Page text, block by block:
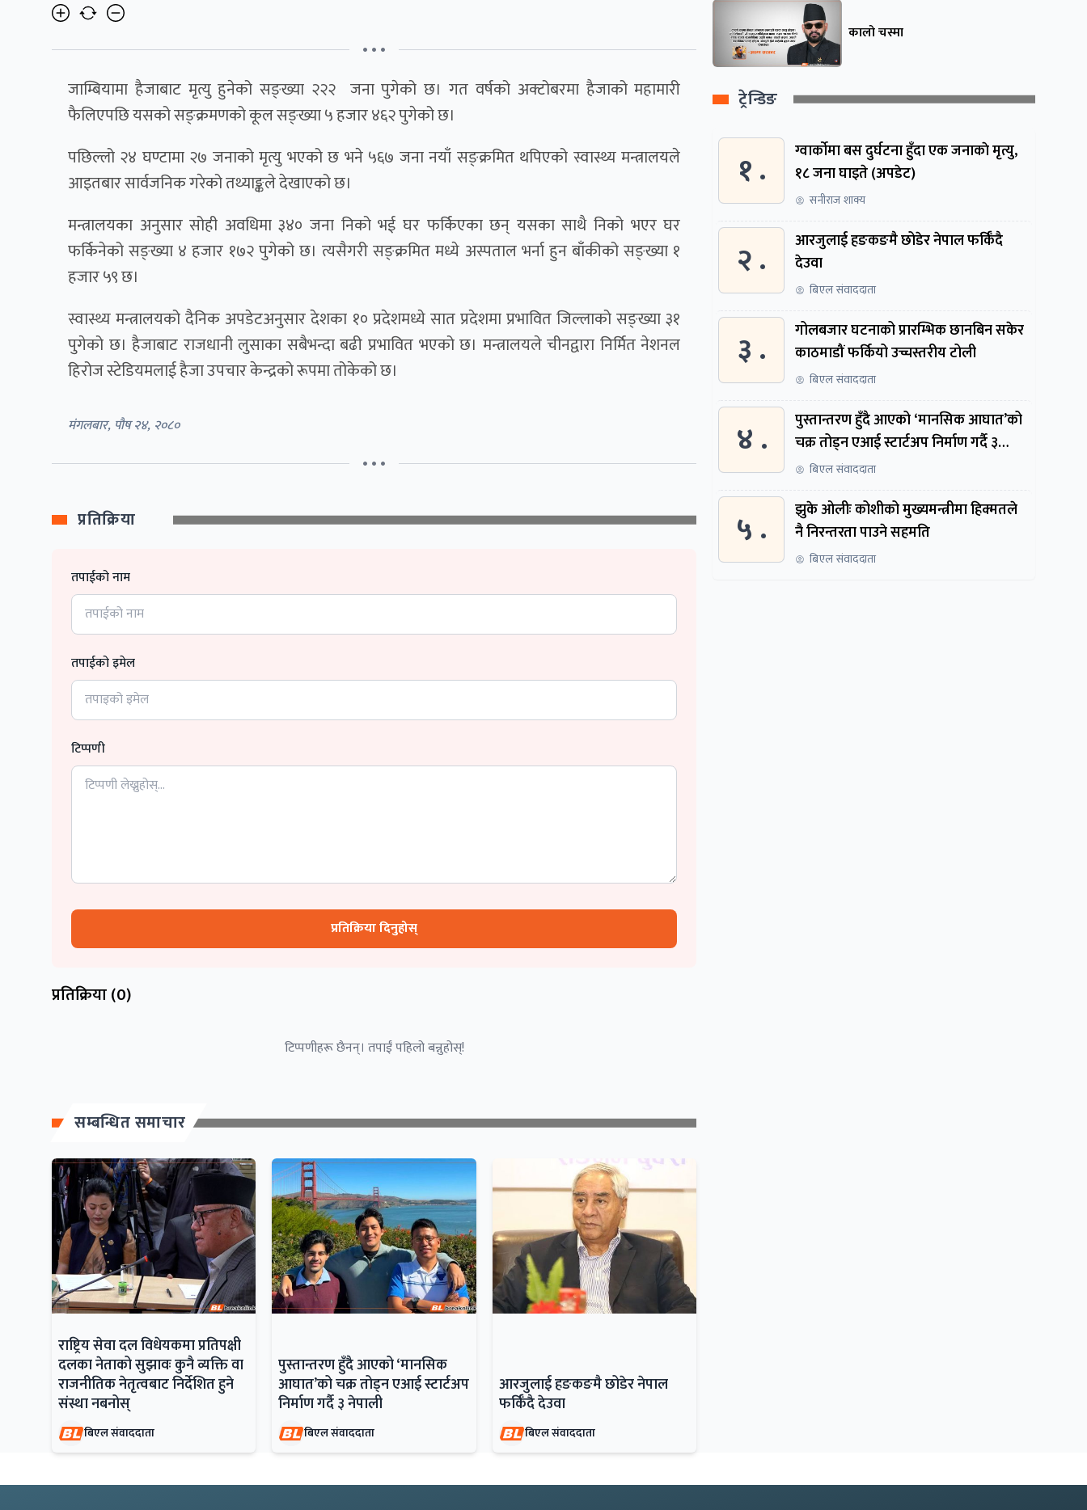
• • •
जाम्बियामा हैजाबाट मृत्यु हुनेको सङ्ख्या २२२ जना पुगेको छ। गत वर्षको अक्टोबरमा हैजाको महामारी
फैलिएपछि यसको सङ्क्रमणको कूल सङ्ख्या ५ हजार ४६२ पुगेको छ।
पछिल्लो २४ घण्टामा २७ जनाको मृत्यु भएको छ भने ५६७ जना नयाँ सङ्क्रमित थपिएको स्वास्थ्य मन्त्रालयले
आइतबार सार्वजनिक गरेको तथ्याङ्कले देखाएको छ।
मन्त्रालयका अनुसार सोही अवधिमा ३४० जना निको भई घर फर्किएका छन् यसका साथै निको भएर घर
फर्किनेको सङ्ख्या ४ हजार १७२ पुगेको छ। त्यसैगरी सङ्क्रमित मध्ये अस्पताल भर्ना हुन बाँकीको सङ्ख्या १
हजार ५९ छ।
स्वास्थ्य मन्त्रालयको दैनिक अपडेटअनुसार देशका १० प्रदेशमध्ये सात प्रदेशमा प्रभावित जिल्लाको सङ्ख्या ३१
पुगेको छ। हैजाबाट राजधानी लुसाका सबैभन्दा बढी प्रभावित भएको छ। मन्त्रालयले चीनद्वारा निर्मित नेशनल
हिरोज स्टेडियमलाई हैजा उपचार केन्द्रको रूपमा तोकेको छ।
मंगलबार, पौष २४, २०८०
• • •
प्रतिक्रिया
तपाईको नाम
तपाईको इमेल
टिप्पणी
प्रतिक्रिया दिनुहोस्
प्रतिक्रिया (0)
टिप्पणीहरू छैनन्। तपाईं पहिलो बन्नुहोस्!
सम्बन्धित समाचार
राष्ट्रिय सेवा दल विधेयकमा प्रतिपक्षी
दलका नेताको सुझावः कुनै व्यक्ति वा
राजनीतिक नेतृत्वबाट निर्देशित हुने
संस्था नबनोस्
बिएल संवाददाता
पुस्तान्तरण हुँदै आएको ‘मानसिक
आघात’को चक्र तोड्न एआई स्टार्टअप
निर्माण गर्दै ३ नेपाली
बिएल संवाददाता
आरजुलाई हङकङमै छोडेर नेपाल
फर्किँदै देउवा
बिएल संवाददाता
कालो चस्मा
ट्रेन्डिङ
१ .
ग्वार्काेमा बस दुर्घटना हुँदा एक जनाकाे मृत्यु,
१८ जना घाइते (अपडेट)
सनीराज शाक्य
२ .
आरजुलाई हङकङमै छोडेर नेपाल फर्किँदै
देउवा
बिएल संवाददाता
३ .
गोलबजार घटनाको प्रारम्भिक छानबिन सकेर
काठमाडौं फर्कियो उच्चस्तरीय टोली
बिएल संवाददाता
४ .
पुस्तान्तरण हुँदै आएको ‘मानसिक आघात’को
चक्र तोड्न एआई स्टार्टअप निर्माण गर्दै ३
नेपाली
बिएल संवाददाता
५ .
झुके ओलीः कोशीको मुख्यमन्त्रीमा हिक्मतले
नै निरन्तरता पाउने सहमति
बिएल संवाददाता